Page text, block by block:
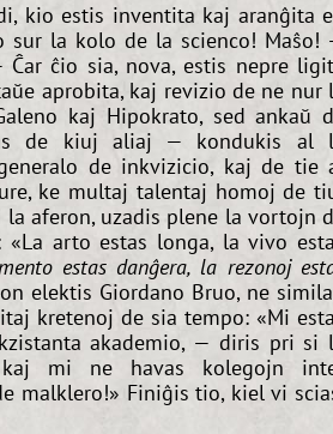
kio estis inventita kaj aranĝita
sur la kolo de la scienco! Maŝo!
Ĉar ĉio sia, nova, estis nepre
aprobita, kaj revizio de ne nur
kaj Hipokrato, sed ankaŭ
de kiuj aliaj — kondukis al
de inkvizicio, kaj de tie
ke multaj talentaj homoj de
aferon, uzadis plene la vortojn
«La arto estas longa, la vivo
estas danĝera, la rezonoj
elektis Giordano Bruo, ne
kretenoj de sia tempo: «Mi
akademio, — diris pri si
mi ne havas kolegojn
malklero!» Finiĝis tio, kiel vi